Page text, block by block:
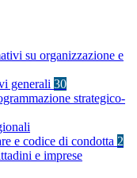
su organizzazione e
generali 30
strategico-
e codice di condotta 2
e imprese